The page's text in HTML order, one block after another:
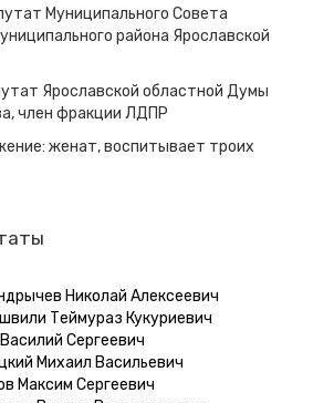
Муниципального Совета
района Ярославской
Ярославской областной Думы
член фракции ЛДПР
женат, воспитывает троих
Николай Алексеевич
Теймураз Кукуриевич
Сергеевич
Михаил Васильевич
Максим Сергеевич